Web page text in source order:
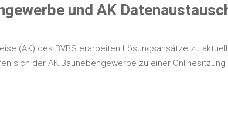
und AK
(AK) des BVBS erar­bei­ten Lösungs­an­sät­ze zu
sich der AK Bau­ne­ben­ge­wer­be zu einer Online­sit­zung